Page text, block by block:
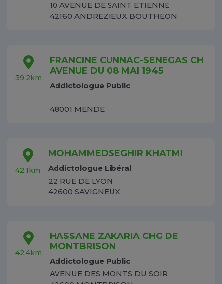
10 AVENUE DE SAINT ETIENNE
42160 ANDREZIEUX BOUTHEON
39.2km
FRANCINE CUNNAC-SENEGAS CH
AVENUE DU 08 MAI 1945
Addictologue Public
48001 MENDE
42.1km
MOHAMMEDSEGHIR KHATMI
Addictologue Libéral
22 RUE DE LYON
42600 SAVIGNEUX
42.4km
HASSANE ZAKARIA CHG DE
MONTBRISON
Addictologue Public
AVENUE DES MONTS DU SOIR